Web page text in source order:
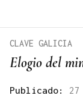
Elogio del
CLAVE GALICIA
Publicado: